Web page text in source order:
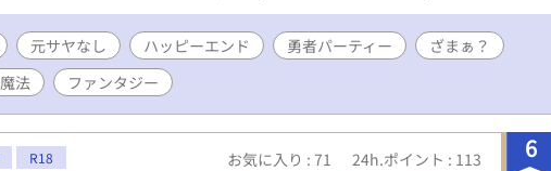
元サヤなし ハッピーエンド 勇者パーティー
ざまぁ？
魔法 ファンタジー
6
R18 お気に入り : 71 24h.ポイント : 113